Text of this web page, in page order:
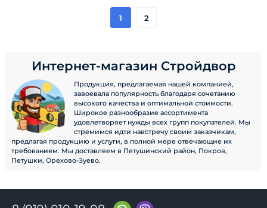
1 2
Интернет-магазин Стройдвор
Продукция, предлагаемая нашей компанией,
завоевала популярность благодаря сочетанию
высокого качества и оптимальной стоимости.
Широкое разнообразие ассортимента
удовлетворяет нужды всех групп покупателей. Мы
стремимся идти навстречу своим заказчикам,
предлагая продукцию и услуги, в полной мере отвечающие их
требованиям. Мы доставляем в Петушинский район, Покров,
Петушки, Орехово-Зуево.